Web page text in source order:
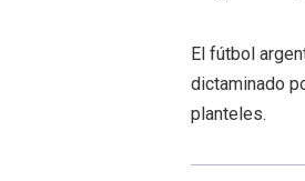
El fútbol
dictaminado
planteles.